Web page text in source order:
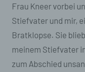
Frau Kneer vorbei
Stiefvater und mir,
Bratklopse. Sie
meinem Stiefvater
zum Abschied
h)
juristische
andere Stelle,